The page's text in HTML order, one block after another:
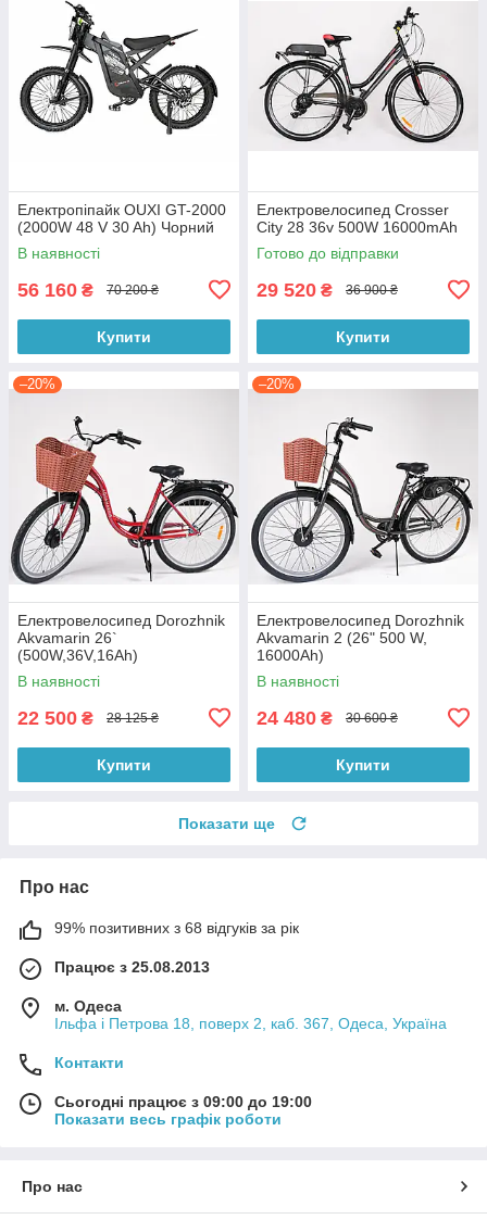
Електропіпайк OUXI GT-2000
(2000W 48 V 30 Ah) Чорний
В наявності
56 160 ₴ 70 200 ₴
Купити
Електровелосипед Crosser
City 28 36v 500W 16000mAh
Готово до відправки
29 520 ₴ 36 900 ₴
Купити
–20%
Електровелосипед Dorozhnik
Akvamarin 26`
(500W,36V,16Ah)
В наявності
22 500 ₴ 28 125 ₴
Купити
–20%
Електровелосипед Dorozhnik
Akvamarin 2 (26" 500 W,
16000Ah)
В наявності
24 480 ₴ 30 600 ₴
Купити
Показати ще
Про нас
99% позитивних з 68 відгуків за рік
Працює з 25.08.2013
м. Одеса
Ільфа і Петрова 18, поверх 2, каб. 367, Одеса, Україна
Контакти
Сьогодні працює з 09:00 до 19:00
Показати весь графік роботи
Про нас